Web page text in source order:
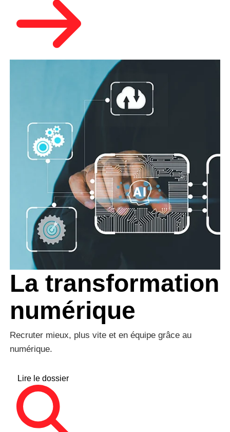
La transformation
numérique
Recruter mieux, plus vite et en équipe grâce au
numérique.
Lire le dossier